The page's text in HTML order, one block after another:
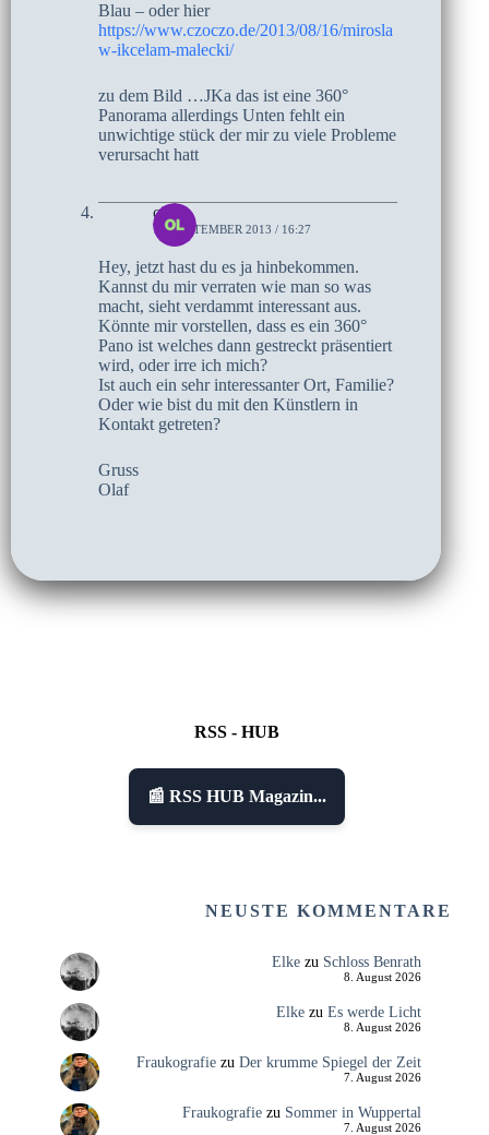
Blau – oder hier
https://www.czoczo.de/2013/08/16/mirosla
w-ikcelam-malecki/
zu dem Bild …JKa das ist eine 360°
Panorama allerdings Unten fehlt ein
unwichtige stück der mir zu viele Probleme
verursacht hatt
olaf
17. SEPTEMBER 2013 / 16:27
Hey, jetzt hast du es ja hinbekommen.
Kannst du mir verraten wie man so was
macht, sieht verdammt interessant aus.
Könnte mir vorstellen, dass es ein 360°
Pano ist welches dann gestreckt präsentiert
wird, oder irre ich mich?
Ist auch ein sehr interessanter Ort, Familie?
Oder wie bist du mit den Künstlern in
Kontakt getreten?
Gruss
Olaf
RSS - HUB
📰 RSS HUB Magazin...
NEUSTE KOMMENTARE
Elkezu Schloss Benrath
8. August 2026
Elkezu Es werde Licht
8. August 2026
Fraukografiezu Der krumme Spiegel der Zeit
7. August 2026
Fraukografiezu Sommer in Wuppertal
7. August 2026